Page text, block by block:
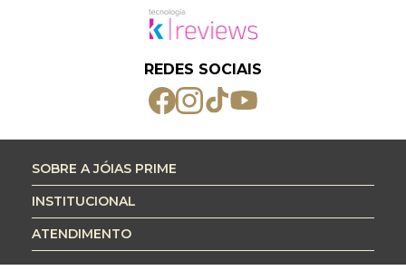
REDES SOCIAIS
SOBRE A JÓIAS PRIME
INSTITUCIONAL
ATENDIMENTO